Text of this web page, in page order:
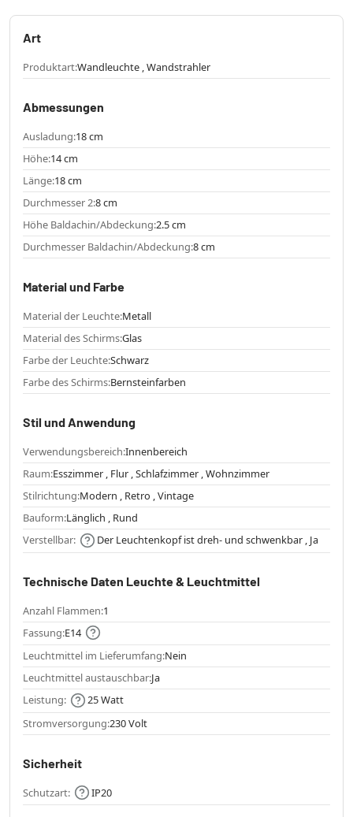
Art
Produktart:Wandleuchte , Wandstrahler
Abmessungen
Ausladung:18 cm
Höhe:14 cm
Länge:18 cm
Durchmesser 2:8 cm
Höhe Baldachin/Abdeckung:2.5 cm
Durchmesser Baldachin/Abdeckung:8 cm
Material und Farbe
Material der Leuchte:Metall
Material des Schirms:Glas
Farbe der Leuchte:Schwarz
Farbe des Schirms:Bernsteinfarben
Stil und Anwendung
Verwendungsbereich:Innenbereich
Raum:Esszimmer , Flur , Schlafzimmer , Wohnzimmer
Stilrichtung:Modern , Retro , Vintage
Bauform:Länglich , Rund
Verstellbar:
Der Leuchtenkopf ist dreh- und schwenkbar , Ja
Technische Daten Leuchte & Leuchtmittel
Anzahl Flammen:1
Fassung:E14
Leuchtmittel im Lieferumfang:Nein
Leuchtmittel austauschbar:Ja
Leistung:
25 Watt
Stromversorgung:230 Volt
Sicherheit
Schutzart: IP20